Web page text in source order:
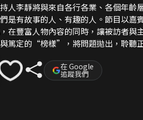
人李靜將與來自各行各業、各個年齡
是有故事的人、有趣的人。節目以嘉
在豐富人物內容的同時，讓被訪者與
篤定的“榜樣”，將問題拋出，聆聽
情的內容進行策劃，強調與觀眾的情感
在 Google
追蹤我們